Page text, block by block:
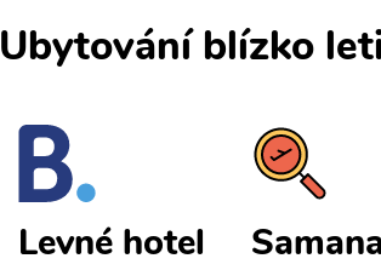
Ubytování blízko
Levné hotel